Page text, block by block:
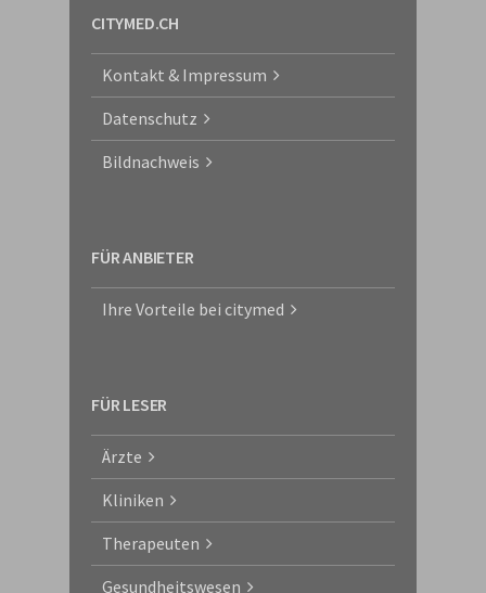
CITYMED.CH
Kontakt & Impressum
Datenschutz
Bildnachweis
FÜR ANBIETER
Ihre Vorteile bei citymed
FÜR LESER
Ärzte
Kliniken
Therapeuten
Gesundheitswesen